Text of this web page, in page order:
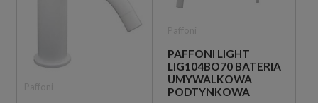
PAFFONI LIGHT
LIG104BO70 BATERIA
UMYWALKOWA
PODTYNKOWA